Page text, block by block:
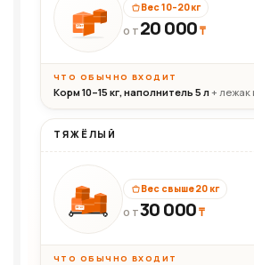
20кг
Вес 10–20 кг
ОТ 20 000₸
ЧТО ОБЫЧНО ВХОДИТ
Корм 10–15 кг, наполнитель 5 л+ лежак
ТЯЖЁЛЫЙ
30+кг
Вес свыше 20 кг
ОТ30 000₸
ЧТО ОБЫЧНО ВХОДИТ